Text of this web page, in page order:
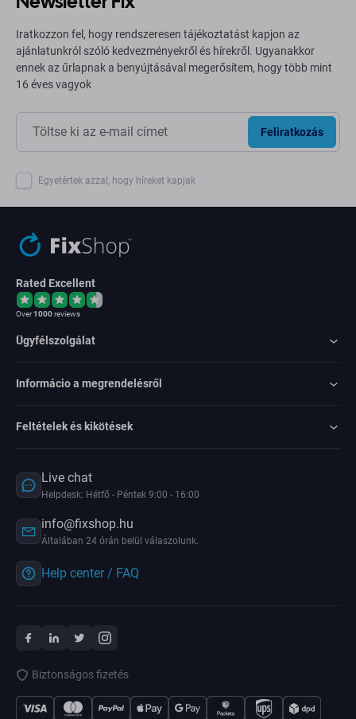
Iratkozzon fel, hogy rendszeresen tájékoztatást kapjon az
ajánlatunkról szóló kedvezményekről és hírekről. Ugyanakkor
ennek az űrlapnak a benyújtásával megerősítem, hogy több mint
16 éves vagyok
Feliratkozás
Egyetértek azzal, hogy híreket kapjak
Rated Excellent
Over1000reviews
Ügyfélszolgálat
Informácio a megrendelésről
Feltételek és kikötések
Live chat
Helpdesk: Hétfő - Péntek 9:00 - 16:00
info@fixshop.hu
Általában 24 órán belül válaszolunk.
Help center / FAQ
Biztonságos fizetés